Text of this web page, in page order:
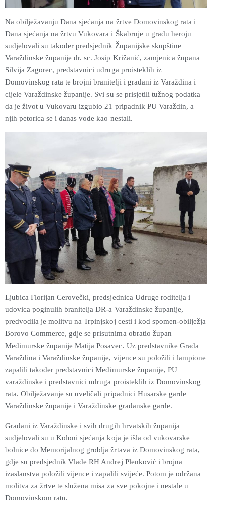
Na obilježavanju Dana sjećanja na žrtve Domovinskog rata i
Dana sjećanja na žrtvu Vukovara i Škabrnje u gradu heroju
sudjelovali su također predsjednik Županijske skupštine
Varaždinske županije dr. sc. Josip Križanić, zamjenica župana
Silvija Zagorec, predstavnici udruga proisteklih iz
Domovinskog rata te brojni branitelji i građani iz Varaždina i
cijele Varaždinske županije. Svi su se prisjetili tužnog podatka
da je život u Vukovaru izgubio 21 pripadnik PU Varaždin, a
njih petorica se i danas vode kao nestali.
Ljubica Florijan Cerovečki, predsjednica Udruge roditelja i
udovica poginulih branitelja DR-a Varaždinske županije,
predvodila je molitvu na Trpinjskoj cesti i kod spomen-obilježja
Borovo Commerce, gdje se prisutnima obratio župan
Međimurske županije Matija Posavec. Uz predstavnike Grada
Varaždina i Varaždinske županije, vijence su položili i lampione
zapalili također predstavnici Međimurske županije, PU
varaždinske i predstavnici udruga proisteklih iz Domovinskog
rata. Obilježavanje su uveličali pripadnici Husarske garde
Varaždinske županije i Varaždinske građanske garde.
Građani iz Varaždinske i svih drugih hrvatskih županija
sudjelovali su u Koloni sjećanja koja je išla od vukovarske
bolnice do Memorijalnog groblja žrtava iz Domovinskog rata,
gdje su predsjednik Vlade RH Andrej Plenković i brojna
izaslanstva položili vijence i zapalili svijeće. Potom je održana
molitva za žrtve te služena misa za sve pokojne i nestale u
Domovinskom ratu.